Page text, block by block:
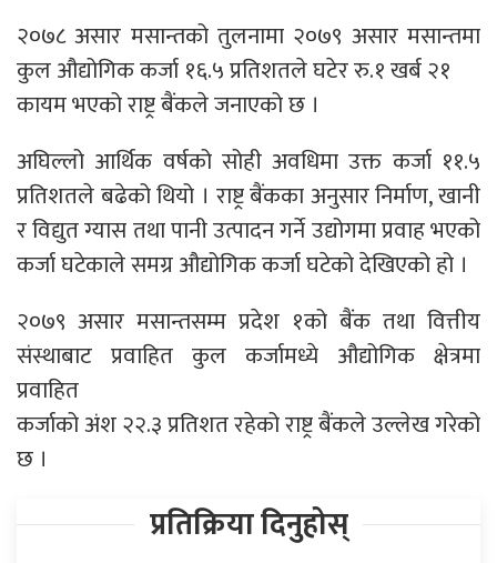
२०७८ असार मसान्तको तुलनामा २०७९ असार मसान्तमा
कुल औद्योगिक कर्जा १६.५ प्रतिशतले घटेर रु.१ खर्ब २१
कायम भएको राष्ट्र बैंकले जनाएको छ ।
अघिल्लो आर्थिक वर्षको सोही अवधिमा उक्त कर्जा ११.५
प्रतिशतले बढेको थियो । राष्ट्र बैंकका अनुसार निर्माण, खानी
र विद्युत ग्यास तथा पानी उत्पादन गर्ने उद्योगमा प्रवाह भएको
कर्जा घटेकाले समग्र औद्योगिक कर्जा घटेको देखिएको हो ।
२०७९ असार मसान्तसम्म प्रदेश १को बैंक तथा वित्तीय
संस्थाबाट प्रवाहित कुल कर्जामध्ये औद्योगिक क्षेत्रमा
प्रवाहित
कर्जाको अंश २२.३ प्रतिशत रहेको राष्ट्र बैंकले उल्लेख गरेको
छ ।
प्रतिक्रिया दिनुहोस्